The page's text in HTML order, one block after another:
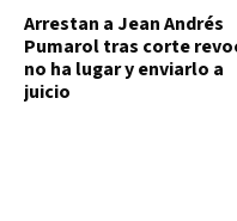
Arrestan a Jean Andrés
Pumarol tras corte
no ha lugar y enviarlo a
juicio